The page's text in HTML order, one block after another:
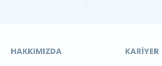
HAKKIMIZDA KARIYER